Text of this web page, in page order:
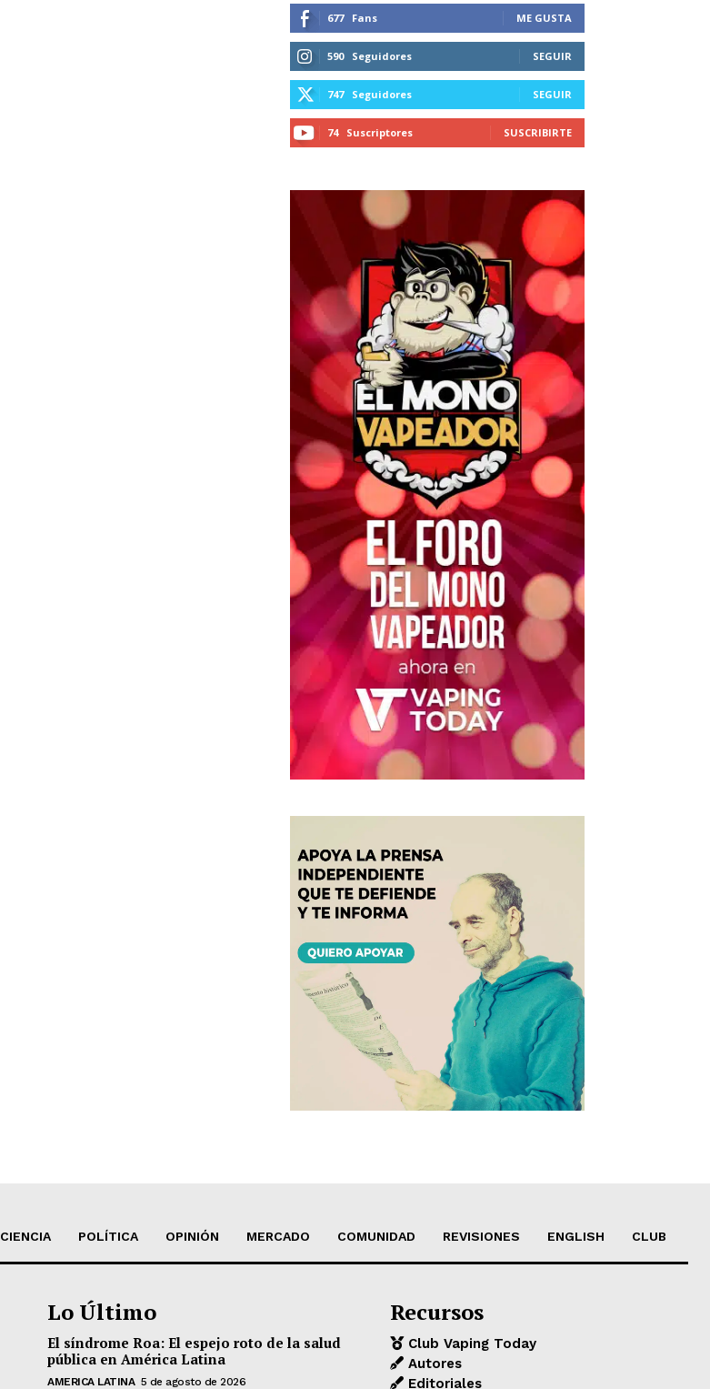
677 Fans ME GUSTA
590 Seguidores SEGUIR
747 Seguidores SEGUIR
74 Suscriptores SUSCRIBIRTE
CIENCIA POLÍTICA OPINIÓN MERCADO COMUNIDAD REVISIONES ENGLISH CLUB
Lo Último
El síndrome Roa: El espejo roto de la salud
pública en América Latina
AMERICA LATINA 5 de agosto de 2026
Recursos
Club Vaping Today
Autores
Editoriales